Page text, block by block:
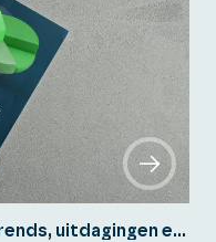
B2B marktonderzoek 2026: trends, uitdagingen en keuzes.